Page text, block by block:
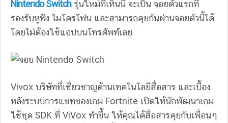
Nintendo Switchรุ่นใหม่ที่เห็นนี้ จะเป็น จอยตัวแรกที่
รองรับหูฟัง ไมโครโฟน และสามารถคุยกันผ่านจอยตัวนี้ได้
โดยไม่ต้องใช้แอปบนโทรศัพท์เลย
Vivox บริษัทที่เชี่ยวชาญด้านเทคโนโลยีสื่อสาร และเบื้อง
หลังระบบการแชทของเกม Fortnite เปิดให้นักพัฒนาเกม
ใช้ชุด SDK ที่ ViVox ทำขึ้น ให้คุณได้สื่อสารคุยกับเพื่อนๆ